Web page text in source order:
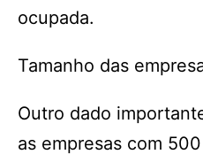
ocupada.
Tamanho das
Outro dado
as empresas com